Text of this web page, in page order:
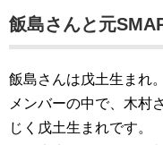
飯島さんと元
飯島さんは戊土生まれ。
メンバーの中で、木村
じく戊土生まれです。